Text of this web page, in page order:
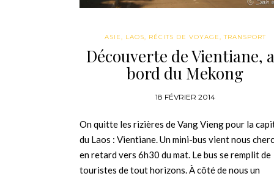
ASIE, LAOS, RÉCITS DE VOYAGE,TRANSPORT
Découverte de Vientiane,
bord du Mekong
18 FÉVRIER 2014
On quitte les rizières de Vang Vieng pour la
du Laos : Vientiane. Un mini-bus vient nous
en retard vers 6h30 du mat. Le bus se remplit de
touristes de tout horizons. À côté de nous un